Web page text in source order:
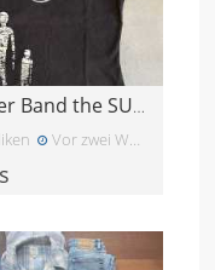
T-Shirt der Band the SUNPILOTS
Vor zwei Wochen